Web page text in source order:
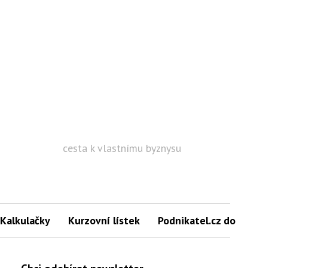
cesta k vlastnímu byznysu
Kalkulačky Kurzovní lístek Podnikatel.cz do mailu